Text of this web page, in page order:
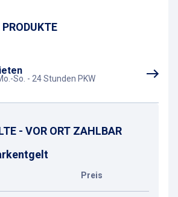
So. - 24 Stunden PKW
- VOR ORT ZAHLBAR
Preis